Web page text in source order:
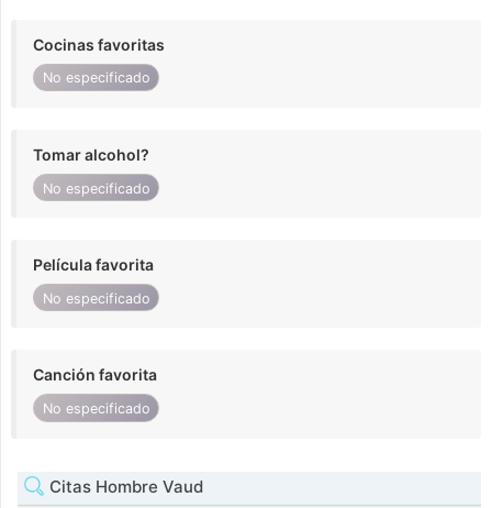
Cocinas favoritas
No especificado
Tomar alcohol?
No especificado
Película favorita
No especificado
Canción favorita
No especificado
Citas Hombre Vaud